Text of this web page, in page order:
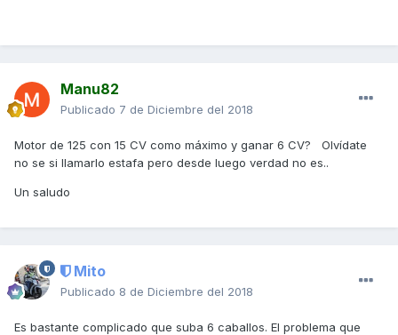
Manu82
Publicado 7 de Diciembre del 2018
Motor de 125 con 15 CV como máximo y ganar 6 CV? Olvídate
no se si llamarlo estafa pero desde luego verdad no es..
Un saludo
Mito
Publicado 8 de Diciembre del 2018
Es bastante complicado que suba 6 caballos. El problema que